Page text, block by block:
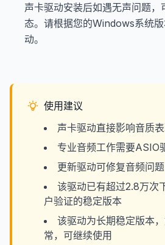
声卡驱动安装后如遇无声问题，
态。请根据您的Windows系统
动。
使用建议
声卡驱动直接影响音质
专业音频工作需要ASIO
更新驱动可修复音频问题
该驱动已有超过2.8万次
户验证的稳定版本
该驱动为长期稳定版本
常，可继续使用